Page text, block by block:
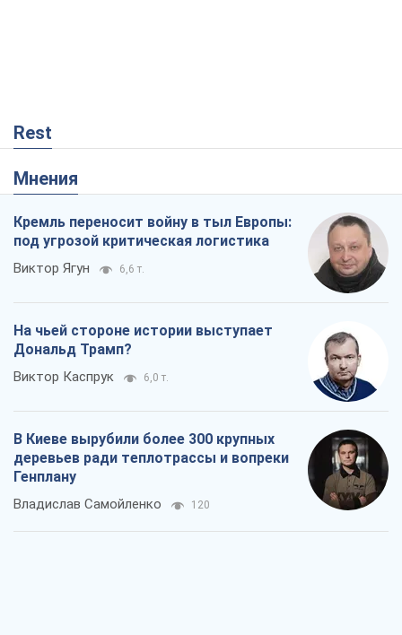
Rest
Мнения
Кремль переносит войну в тыл Европы:
под угрозой критическая логистика
Виктор Ягун 6,6 т.
На чьей стороне истории выступает
Дональд Трамп?
Виктор Каспрук 6,0 т.
В Киеве вырубили более 300 крупных
деревьев ради теплотрассы и вопреки
Генплану
Владислав Самойленко 120